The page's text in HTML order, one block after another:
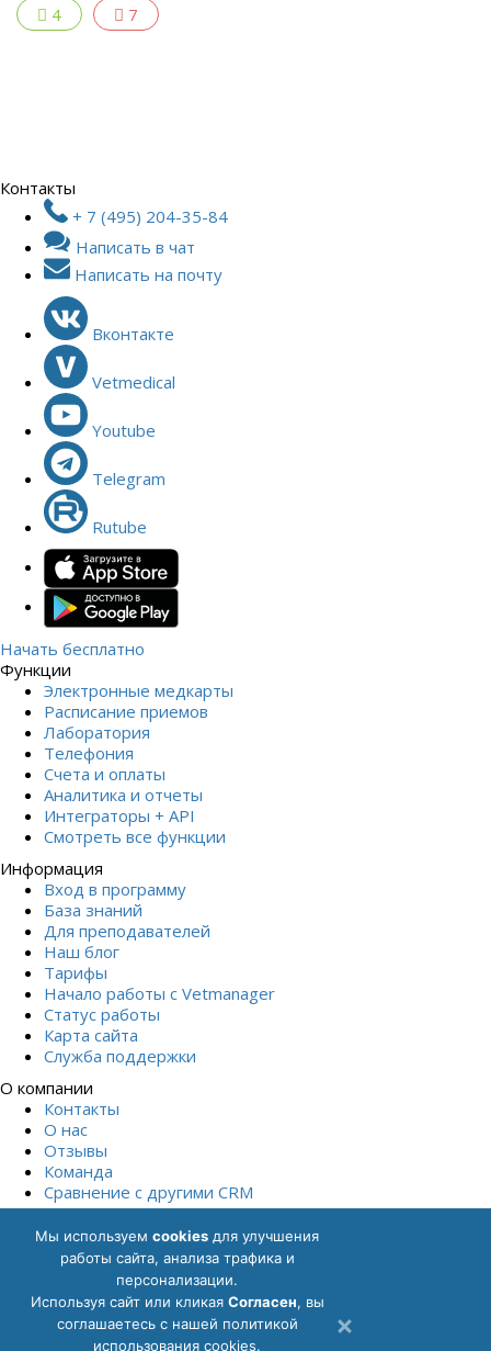
4 7
Контакты
+ 7 (495) 204-35-84
Написать в чат
Написать на почту
Вконтакте
Vetmedical
Youtube
Telegram
Rutube
Начать бесплатно
Функции
Электронные медкарты
Расписание приемов
Лаборатория
Телефония
Счета и оплаты
Аналитика и отчеты
Интеграторы + API
Смотреть все функции
Информация
Вход в программу
База знаний
Для преподавателей
Наш блог
Тарифы
Начало работы с Vetmanager
Статус работы
Карта сайта
Служба поддержки
О компании
Контакты
О нас
Отзывы
Команда
Сравнение с другими СRM
Политика обработки персональных данных
обработку персональных данных Описание функциональных
характеристик ПО Описание процессов, обеспечивающих
поддержание жизненного цикла
Лицензионный договор Пользовательское соглашение
Мы используем cookies для улучшения
работы сайта, анализа трафика и
персонализации.
Используя сайт или кликая Cогласен, вы
соглашаетесь с нашей политикой
использования cookies.